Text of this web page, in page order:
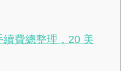
費總整理，20 美